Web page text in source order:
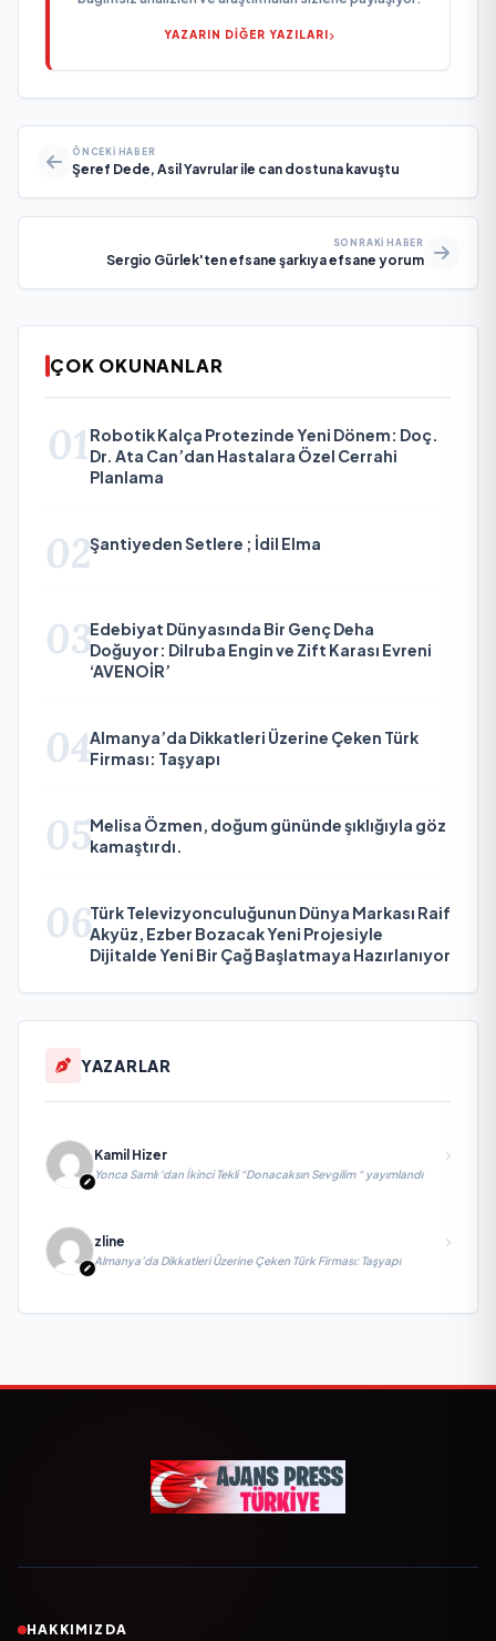
YAZARIN DİĞER YAZILARI
ÖNCEKI HABER
Şeref Dede, Asil Yavrular ile can dostuna kavuştu
SONRAKI HABER
Sergio Gürlek'ten efsane şarkıya efsane yorum
ÇOK OKUNANLAR
01 Robotik Kalça Protezinde Yeni Dönem: Doç.
Dr. Ata Can’dan Hastalara Özel Cerrahi
Planlama
02Şantiyeden Setlere ; İdil Elma
03Edebiyat Dünyasında Bir Genç Deha
Doğuyor: Dilruba Engin ve Zift Karası Evreni
‘AVENOİR’
04Almanya’da Dikkatleri Üzerine Çeken Türk
Firması: Taşyapı
05Melisa Özmen, doğum gününde şıklığıyla göz
kamaştırdı.
06Türk Televizyonculuğunun Dünya Markası Raif
Akyüz, Ezber Bozacak Yeni Projesiyle
Dijitalde Yeni Bir Çağ Başlatmaya Hazırlanıyor
YAZARLAR
Kamil Hizer
Yonca Samlı ‘dan İkinci Tekli “Donacaksın Sevgilim “ yayımlandı
zline
Almanya’da Dikkatleri Üzerine Çeken Türk Firması: Taşyapı
HAKKIMIZDA